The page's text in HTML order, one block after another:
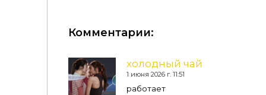
DarkNighTt - Elsie Hairstyle V2 [Toddler]
Комментарии:
холодный чай
1 июня 2026 г. 11:51
работает